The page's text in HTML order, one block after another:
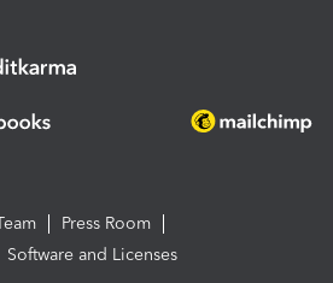
Press Room
Software and Licenses